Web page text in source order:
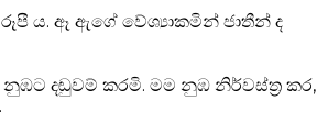
ය. ඈ ඇගේ වේශ්‍යාකමින් ජාතීන් ද
දඬුවම් කරමි. මම නුඹ නිර්වස්ත්‍ර කර,